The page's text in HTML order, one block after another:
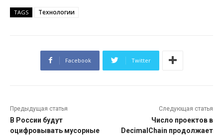
TAGS Технологии
Facebook Twitter
Предыдущая статья
В России будут
оцифровывать мусорные
Следующая статья
Число проектов в
DecimalChain продолжает